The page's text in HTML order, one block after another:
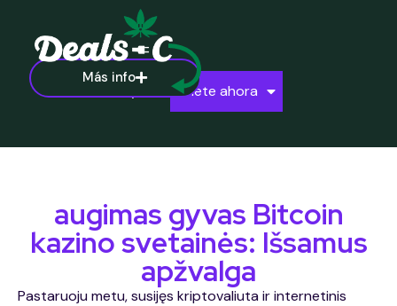
Más info
Únete ahora
augimas gyvas Bitcoin
kazino svetainės: Išsamus
apžvalga
Pastaruoju metu, susijęs kriptovaliuta ir internetinis